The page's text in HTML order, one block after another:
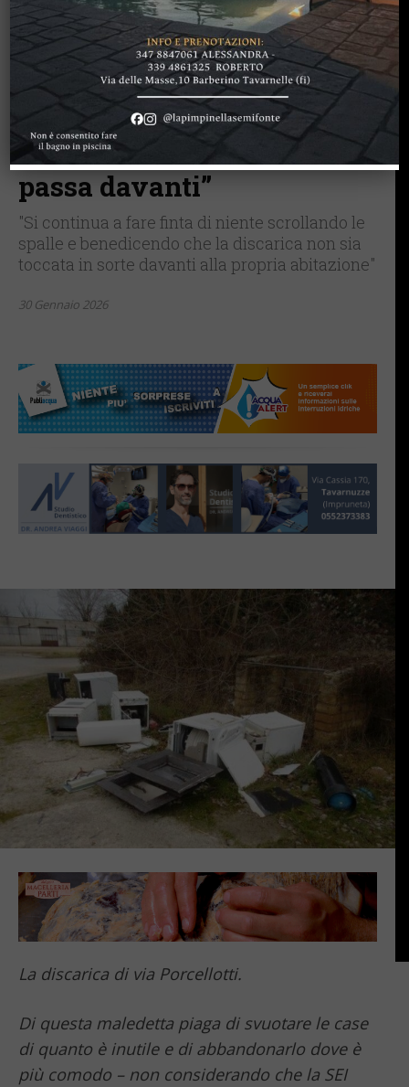
LETTERE & SEGNALAZIONI
Castelnuovo Berardenga,
la discarica… in via
Porcellotti: “Fa sgomento
anche l’indifferenza di chi
passa davanti”
"Si continua a fare finta di niente scrollando le
spalle e benedicendo che la discarica non sia
toccata in sorte davanti alla propria abitazione"
30 Gennaio 2026
La discarica di via Porcellotti.
Di questa maledetta piaga di svuotare le case
di quanto è inutile e di abbandonarlo dove è
più comodo – non considerando che la SEI